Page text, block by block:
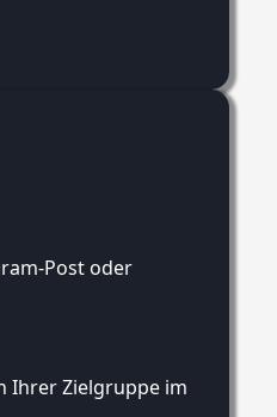
Post oder
Ihrer Zielgruppe im